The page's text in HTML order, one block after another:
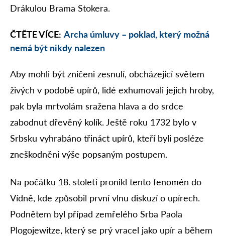
Drákulou Brama Stokera.
ČTĚTE VÍCE: Archa úmluvy – poklad, který možná
nemá být nikdy nalezen
Aby mohli být zničeni zesnulí, obcházející světem
živých v podobě upírů, lidé exhumovali jejich hroby,
pak byla mrtvolám sražena hlava a do srdce
zabodnut dřevěný kolík. Ještě roku 1732 bylo v
Srbsku vyhrabáno třináct upírů, kteří byli posléze
zneškodněni výše popsaným postupem.
Na počátku 18. století pronikl tento fenomén do
Vídně, kde způsobil první vlnu diskuzí o upírech.
Podnětem byl případ zemřelého Srba Paola
Plogojewitze, který se prý vracel jako upír a během